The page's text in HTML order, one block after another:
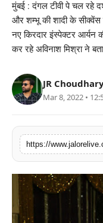
लाइफस्टाइल
मनोरंजन
तकनीक
विशेष
बिज़नेस
मुंबई : दंगल टीवी पे चल रहे
और शम्भू की शादी के सीक्वेंस
नए किरदार इंस्पेक्टर आर्यन
कर रहे अविनाश मिश्रा ने
JR
Mar 8, 2022 •